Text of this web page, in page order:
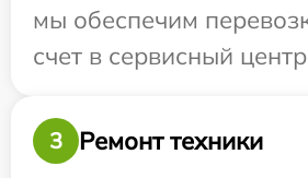
мы обеспечим
счет в сервисный
3
Ремонт техники